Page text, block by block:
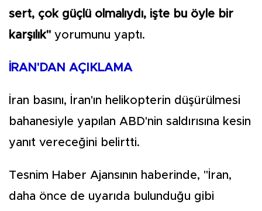
sert, çok güçlü olmalıydı, işte bu öyle bir
karşılık" yorumunu yaptı.
İRAN'DAN AÇIKLAMA
İran basını, İran'ın helikopterin düşürülmesi
bahanesiyle yapılan ABD'nin saldırısına kesin
yanıt vereceğini belirtti.
Tesnim Haber Ajansının haberinde, "İran,
daha önce de uyarıda bulunduğu gibi